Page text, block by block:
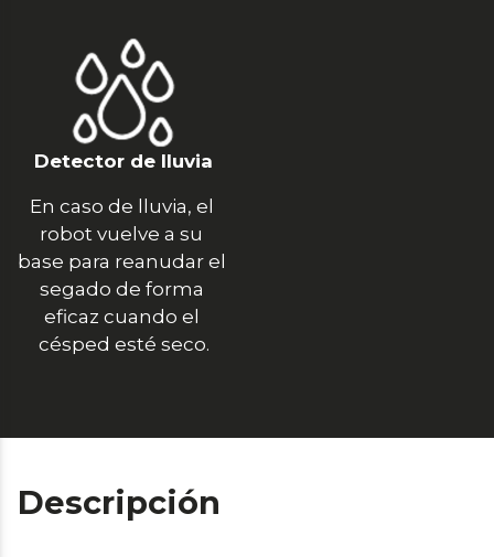
Detector de lluvia
En caso de lluvia, el
robot vuelve a su
base para reanudar el
segado de forma
eficaz cuando el
césped esté seco.
Descripción